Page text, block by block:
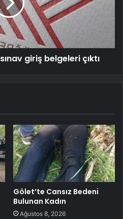
giriş belgeleri çıktı
Gölet’te Cansız Bedeni
Bulunan Kadın
Ağustos 8, 2026